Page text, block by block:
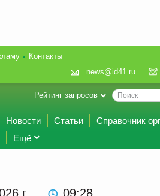
Контакты
news@id41.ru
Рейтинг запросов
Новости Статьи
Справочник
Ещё
г 09:28